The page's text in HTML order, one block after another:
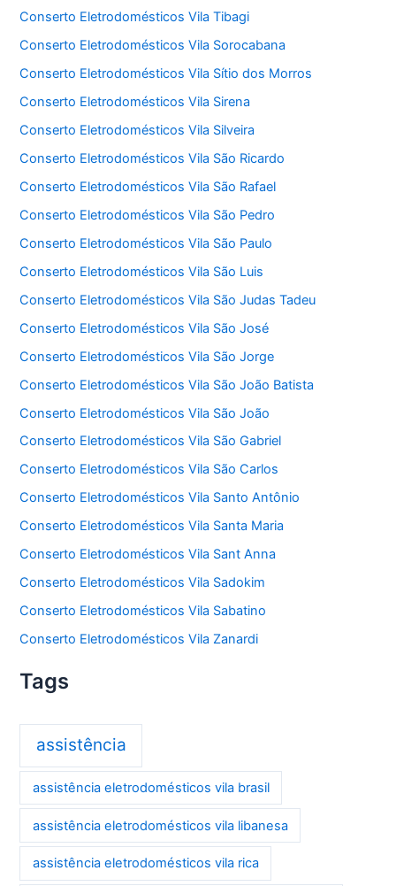
Conserto Eletrodomésticos Vila Tibagi
Conserto Eletrodomésticos Vila Sorocabana
Conserto Eletrodomésticos Vila Sítio dos Morros
Conserto Eletrodomésticos Vila Sirena
Conserto Eletrodomésticos Vila Silveira
Conserto Eletrodomésticos Vila São Ricardo
Conserto Eletrodomésticos Vila São Rafael
Conserto Eletrodomésticos Vila São Pedro
Conserto Eletrodomésticos Vila São Paulo
Conserto Eletrodomésticos Vila São Luis
Conserto Eletrodomésticos Vila São Judas Tadeu
Conserto Eletrodomésticos Vila São José
Conserto Eletrodomésticos Vila São Jorge
Conserto Eletrodomésticos Vila São João Batista
Conserto Eletrodomésticos Vila São João
Conserto Eletrodomésticos Vila São Gabriel
Conserto Eletrodomésticos Vila São Carlos
Conserto Eletrodomésticos Vila Santo Antônio
Conserto Eletrodomésticos Vila Santa Maria
Conserto Eletrodomésticos Vila Sant Anna
Conserto Eletrodomésticos Vila Sadokim
Conserto Eletrodomésticos Vila Sabatino
Conserto Eletrodomésticos Vila Zanardi
Tags
assistência
assistência eletrodomésticos vila brasil
assistência eletrodomésticos vila libanesa
assistência eletrodomésticos vila rica